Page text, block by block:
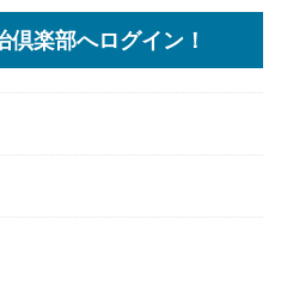
楽部へログイン！